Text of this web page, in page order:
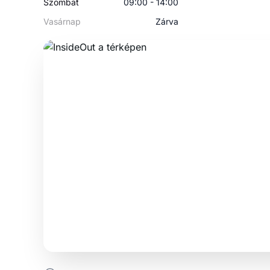
Szombat
09:00 - 14:00
Vasárnap
Zárva